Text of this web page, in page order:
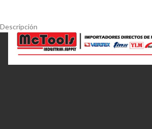
Descripción